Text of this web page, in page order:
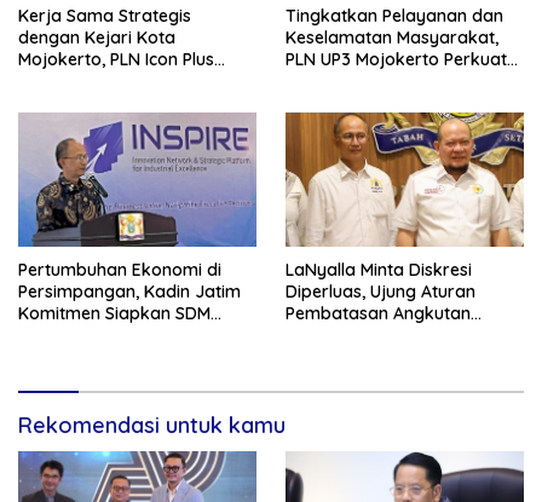
Kerja Sama Strategis
dengan Kejari Kota
Mojokerto, PLN Icon Plus
Tingkatkan Pelayanan dan
Keselamatan Masyarakat,
PLN UP3 Mojokerto Perkuat
Pertumbuhan Ekonomi di
Persimpangan, Kadin Jatim
Komitmen Siapkan SDM
LaNyalla Minta Diskresi
Diperluas, Ujung Aturan
Pembatasan Angkutan
Rekomendasi untuk kamu